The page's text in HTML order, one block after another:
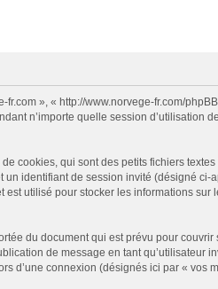
», « http://www.norvege-fr.com/
n’importe quelle session d’utilisation
cookies, qui sont des petits fichiers
identifiant de session invité (désigné ci-
utilisé pour stocker les informations sur
du document qui est prévu pour
de message en tant qu’utilisateur
d’une connexion (désignés ici par « vos